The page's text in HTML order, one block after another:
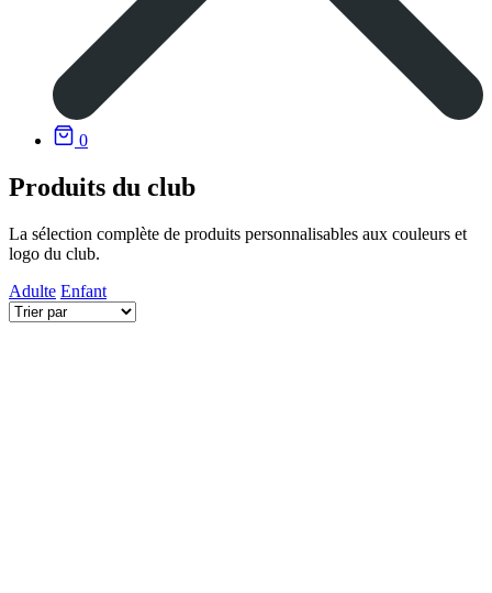
0
Produits du club
La sélection complète de produits personnalisables aux couleurs et
logo du club.
Adulte Enfant